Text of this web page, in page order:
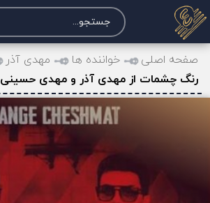
صفحه اصلی
درخواست آکورد
نت و تبلچر
تماس با ما
حساب کاربری
صفحه اصلی خواننده ها مهدی آذر
رنگ چشمات از مهدی آذر و مهدی حسینی